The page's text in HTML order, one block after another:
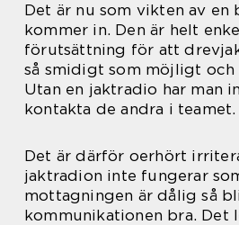
Det är nu som vikten av en
kommer in. Den är helt
förutsättning för att
så smidigt som möjligt
Utan en jaktradio har man
kontakta de andra i teamet.
Det är därför oerhört
jaktradion inte fungerar
mottagningen är dålig så
kommunikationen bra. Det